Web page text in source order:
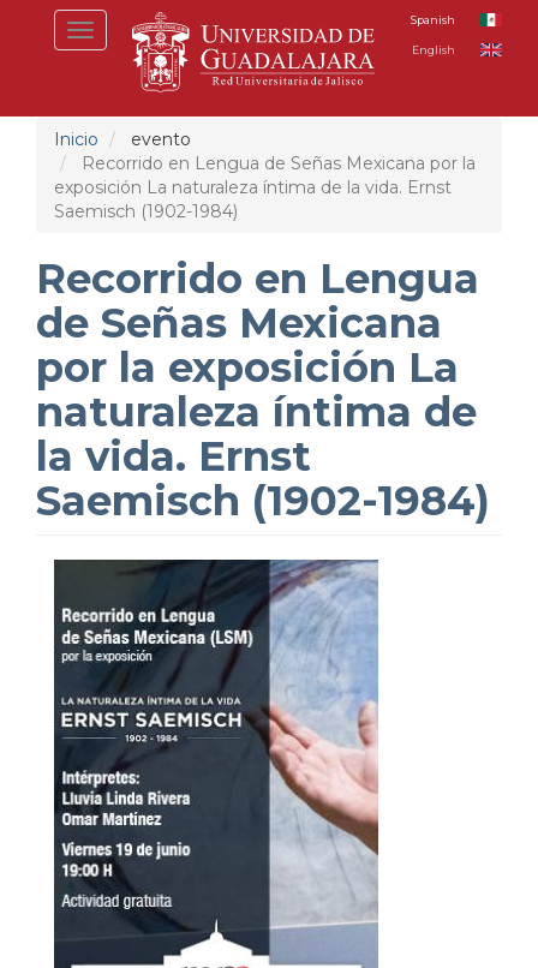
Toggle
navigation
Spanish
English
Inicio
evento
Recorrido en Lengua de Señas Mexicana por la
exposición La naturaleza íntima de la vida. Ernst
Saemisch (1902-1984)
Recorrido en Lengua
de Señas Mexicana
por la exposición La
naturaleza íntima de
la vida. Ernst
Saemisch (1902-1984)